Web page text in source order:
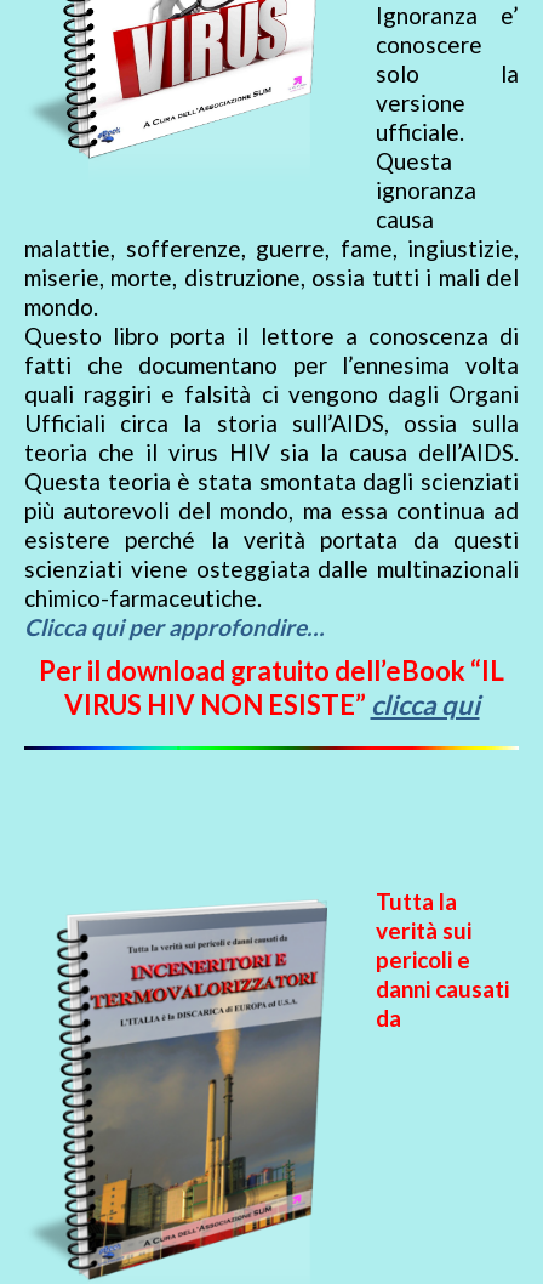
Ignoranza e’
conoscere
solo la
versione
ufficiale.
Questa
ignoranza
causa
malattie, sofferenze, guerre, fame, ingiustizie,
miserie, morte, distruzione, ossia tutti i mali del
mondo.
Questo libro porta il lettore a conoscenza di
fatti che documentano per l’ennesima volta
quali raggiri e falsità ci vengono dagli Organi
Ufficiali circa la storia sull’AIDS, ossia sulla
teoria che il virus HIV sia la causa dell’AIDS.
Questa teoria è stata smontata dagli scienziati
più autorevoli del mondo, ma essa continua ad
esistere perché la verità portata da questi
scienziati viene osteggiata dalle multinazionali
chimico-farmaceutiche.
Clicca qui per approfondire…
Per il download gratuito dell’eBook “IL
VIRUS HIV NON ESISTE” clicca qui
Tutta la
verità sui
pericoli e
danni causati
da